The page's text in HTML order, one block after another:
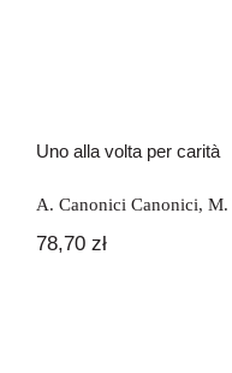
Uno alla volta per carità
A. Canonici Canonici, M.
78,70 zł